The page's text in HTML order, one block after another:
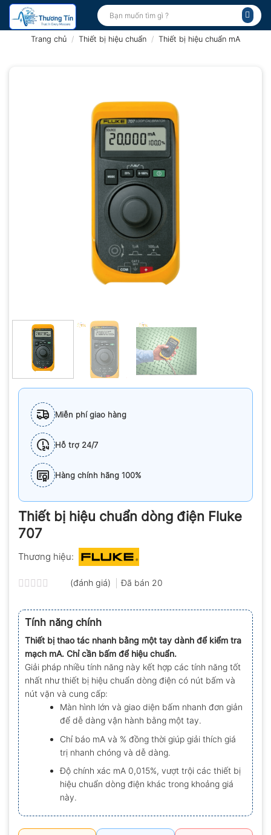
Bỏ
qua
Tìm
kiếm:
Trang chủ / Thiết bị hiệu chuẩn / Thiết bị hiệu chuẩn mA
Miễn phí giao hàng
Hỗ trợ 24/7
Hàng chính hãng 100%
Thiết bị hiệu chuẩn dòng điện Fluke
707
Thương hiệu:
xếp
hạng
0.0
5
sao
(đánh giá) Đã bán 20
Tính năng chính
Thiết bị thao tác nhanh bằng một tay dành để kiểm tra
mạch mA. Chỉ cần bấm để hiệu chuẩn.
Giải pháp nhiều tính năng này kết hợp các tính năng tốt
nhất như thiết bị hiệu chuẩn dòng điện có nút bấm và
nút vặn và cung cấp:
Màn hình lớn và giao diện bấm nhanh đơn giản
để dễ dàng vận hành bằng một tay.
Chỉ báo mA và % đồng thời giúp giải thích giá
trị nhanh chóng và dễ dàng.
Độ chính xác mA 0,015%, vượt trội các thiết bị
hiệu chuẩn dòng điện khác trong khoảng giá
này.